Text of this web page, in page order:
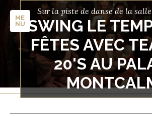
ME
NU
Sur la piste de danse de la
SWING LE
FÊTES AVEC
20'S AU